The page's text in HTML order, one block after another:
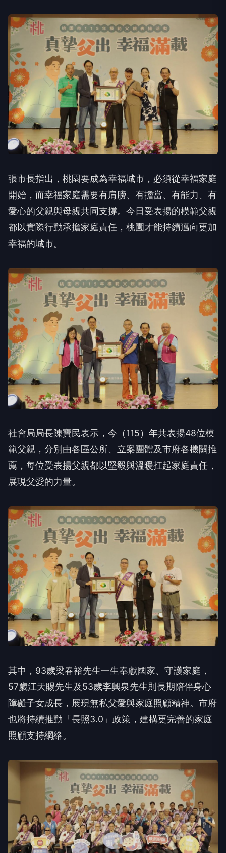
開始，而幸福家庭需要有肩膀、有擔當、有能力、有
愛心的父親與母親共同支撐。今日受表揚的模範父親
都以實際行動承擔家庭責任，桃園才能持續邁向更加
幸福的城市。
範父親，分別由各區公所、立案團體及市府各機關推
薦，每位受表揚父親都以堅毅與溫暖扛起家庭責任，
展現父愛的力量。
57歲江天賜先生及53歲李興泉先生則長期陪伴身心
障礙子女成長，展現無私父愛與家庭照顧精神。市府
也將持續推動「長照3.0」政策，建構更完善的家庭
照顧支持網絡。